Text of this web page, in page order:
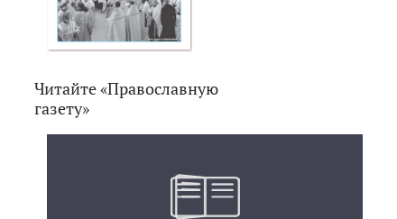
Читайте «Православную
газету»